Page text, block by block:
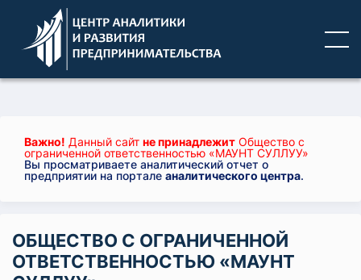
Важно! Данный сайт не принадлежит Общество с
ограниченной ответственностью «МАУНТ СУЛЛУУ»
Вы просматриваете аналитический отчет о
предприятии на портале аналитического центра.
ОБЩЕСТВО С ОГРАНИЧЕННОЙ
ОТВЕТСТВЕННОСТЬЮ «МАУНТ